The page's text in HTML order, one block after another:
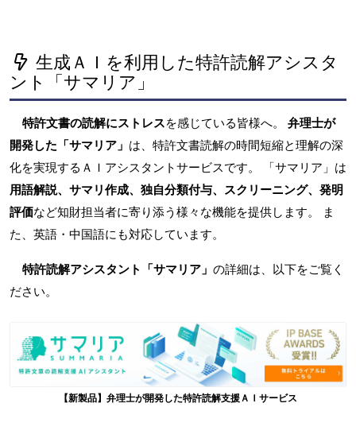
生成ＡＩを利用した特許読解アシスタ
ント「サマリア」
特許文書の読解にストレスを感じている皆様へ。 弁理士が
開発した「サマリア」 は、特許文書読解の時間短縮と理解の深
化を実現するＡＩアシスタントサービスです。 「サマリア」は
用語解説、サマリ作成、独自分類付与、スクリーニング、発明
評価など知財担当者に寄り添う様々な機能を提供します。 ま
た、英語・中国語にも対応しています。
特許読解アシスタント「サマリア」 の詳細は、以下をご覧く
ださい。
【新製品】弁理士が開発した特許読解支援ＡＩサービス